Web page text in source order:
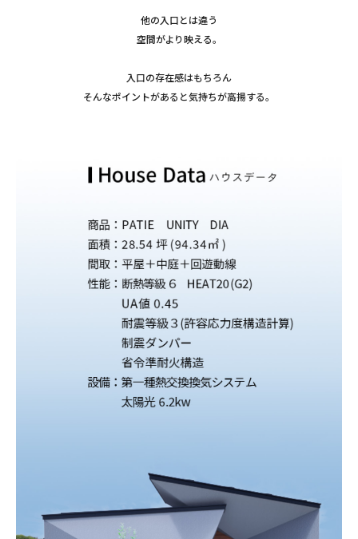
他の入口とは違う
空間がより映える。
入口の存在感はもちろん
そんなポイントがあると気持ちが高揚する。